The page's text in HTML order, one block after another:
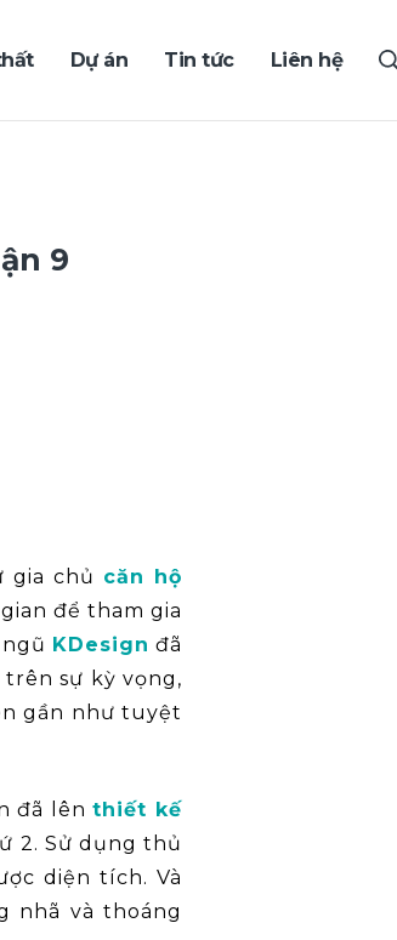
Dự án Tin tức Liên hệ
9
gia chủ căn hộ
để tham gia
KDesign đã
sự kỳ vọng,
gần như tuyệt
đã lênthiết kế
2. Sử dụng thủ
diện tích. Và
nhã và thoáng